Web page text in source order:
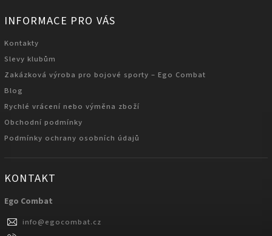
INFORMACE PRO VÁS
Kontakty
Slevy klubům
Zakázková výroba pro bojové sporty – Ego Combat
Blog
Rychlé vrácení nebo výměna zboží
Obchodní podmínky
Podmínky ochrany osobních údajů
KONTAKT
Ego Combat
info@egocombat.cz